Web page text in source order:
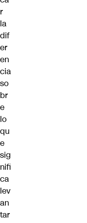
r
la
dif
er
en
cia
so
br
e
lo
qu
e
sig
nifi
ca
lev
an
tar